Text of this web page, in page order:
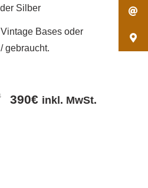
Silber
Bases oder
gebraucht.
390€ inkl. MwSt.